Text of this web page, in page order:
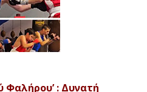
Φαλήρου’ : Δυνατή